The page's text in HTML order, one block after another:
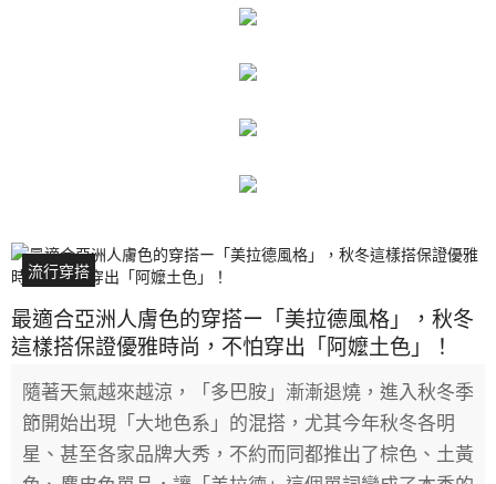
流行穿搭
最適合亞洲人膚色的穿搭ー「美拉德風格」，秋冬
這樣搭保證優雅時尚，不怕穿出「阿嬤土色」！
隨著天氣越來越涼，「多巴胺」漸漸退燒，進入秋冬季
節開始出現「大地色系」的混搭，尤其今年秋冬各明
星、甚至各家品牌大秀，不約而同都推出了棕色、土黃